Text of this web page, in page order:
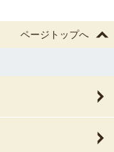
ページトップへ